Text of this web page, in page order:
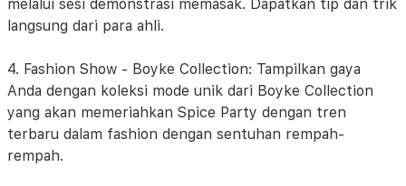
melalui sesi demonstrasi memasak. Dapatkan tip dan trik
langsung dari para ahli.
4. Fashion Show - Boyke Collection: Tampilkan gaya
Anda dengan koleksi mode unik dari Boyke Collection
yang akan memeriahkan Spice Party dengan tren
terbaru dalam fashion dengan sentuhan rempah-
rempah.